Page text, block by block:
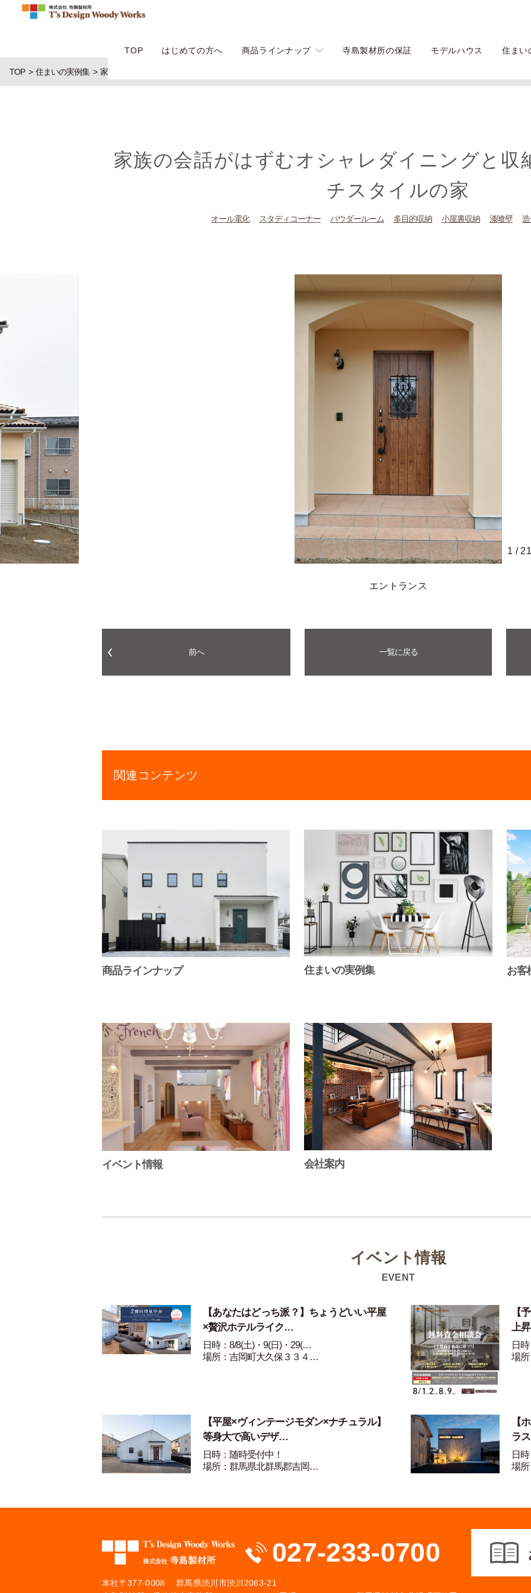
TOP はじめての方へ 商品ラインナップ 寺島製材所の保証 モデルハウス 住まい
TOP 住まいの実例集 家族の会話がはずむオシャレダイニングと収納が充実のフレンチスタイルの家
家族の会話がはずむオシャレダイニングと収
チスタイルの家
オール電化 スタディコーナー パウダールーム 多目的収納 小屋裏収納 漆喰壁
エントランス
1 / 21
前へ 一覧に戻る
関連コンテンツ
商品ラインナップ 住まいの実例集 お客
イベント情報 会社案内
イベント情報
EVENT
【あなたはどっち派？】ちょうどいい平屋
×贅沢ホテルライク…
日時：8/8(土)・9(日)・29(…
場所：吉岡町大久保３３４…
【
上
日
場
【平屋×ヴィンテージモダン×ナチュラル】
等身大で高いデザ…
日時：随時受付中！
場所：群馬県北群馬郡吉岡…
【
ラ
日
場
本社〒377-0008 群馬県渋川市渋川2063-21
027-233-0700